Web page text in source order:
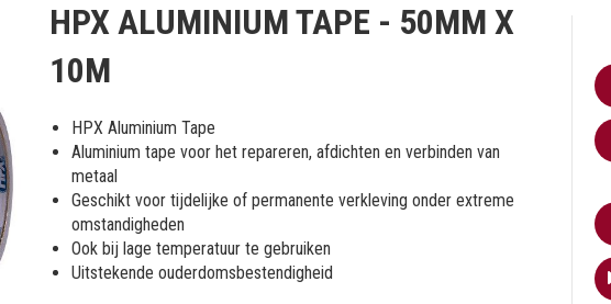
HPX ALUMINIUM TAPE - 50MM X
10M
HPX Aluminium Tape
Aluminium tape voor het repareren, afdichten en verbinden van
metaal
Geschikt voor tijdelijke of permanente verkleving onder extreme
omstandigheden
Ook bij lage temperatuur te gebruiken
Uitstekende ouderdomsbestendigheid